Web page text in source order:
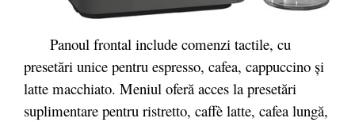
Panoul frontal include comenzi tactile, cu
presetări unice pentru espresso, cafea, cappuccino și
latte macchiato. Meniul oferă acces la presetări
suplimentare pentru ristretto, caffè latte, cafea lungă,